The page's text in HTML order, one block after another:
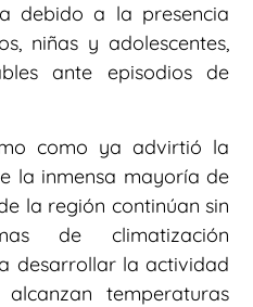
debido a la presencia
niñas y adolescentes,
ante episodios de
como ya advirtió la
la inmensa mayoría de
la región continúan sin
de climatización
desarrollar la actividad
temperaturas